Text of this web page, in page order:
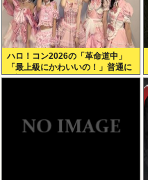
ハロ！コン2026の「革命道中」
「最上級にかわいいの！」普通に
好評wwwww